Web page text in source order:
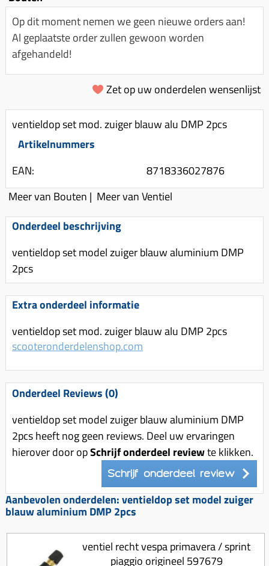
Spanningsregelaar
Toerenbegrenzer
Remlichtschakelaar
Luchtfilter (delen)
Luchtfilter deksel
Motor blokken
Membraan (delen)
Pakking (sets)
Vlotterbak pakking
Powerfilter
Schakel (delen)
Sproeiers
Spruitstuk (delen)
Uitlaten compleet
Uitlaat (delen)
Uitlaat bocht
Radiateur (delen)
Waterpomp (delen)
Variorolsets
Pulley
Variateur (delen)
Variokit
Voor tandwielen
Origineel zuigers
Koppeling compleet
Km teller kabel
Kickstart deksel
Kickstart ronsel
Schokbrekers
Spiegels
Stuurschakelaar
Stuur (delen)
Remblokken
Rem (delen)
Remgrepen en remhendels
Remhevels
Remsegmenten
Remklauw (delen)
Remschijven
Voorrem kabel
Voorvork
Wiel (delen)
Standaard
Kickstart (delen)
Kinderzitje (scooter)
Olie-onderhoudsmiddelen
Scooterhoezen
Scooter Kleding
Crossbril
Stickers
Stuurslot
Regenkleding
Vespa accessoires
Voordragers
Windschermen
Accessoires overig
Zadel
Gereedschap
Speednut
Op dit moment nemen we geen nieuwe orders aan!
Al geplaatste order zullen gewoon worden
afgehandeld!
Zet op uw onderdelen wensenlijst
ventieldop set mod. zuiger blauw alu DMP 2pcs
Artikelnummers
EAN:
8718336027876
Meer van Bouten | Meer van Ventiel
Onderdeel beschrijving
ventieldop set model zuiger blauw aluminium DMP
2pcs
Extra onderdeel informatie
ventieldop set mod. zuiger blauw alu DMP 2pcs
scooteronderdelenshop.com
Onderdeel Reviews (0)
ventieldop set model zuiger blauw aluminium DMP
2pcs heeft nog geen reviews. Deel uw ervaringen
hierover door opSchrijf onderdeel reviewte klikken.
Schrijf onderdeel review
Aanbevolen onderdelen: ventieldop set model zuiger
blauw aluminium DMP 2pcs
ventiel recht vespa primavera / sprint
piaggio origineel 597679